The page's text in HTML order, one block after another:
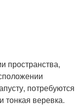
пространства,
потребуются
тонкая веревка.